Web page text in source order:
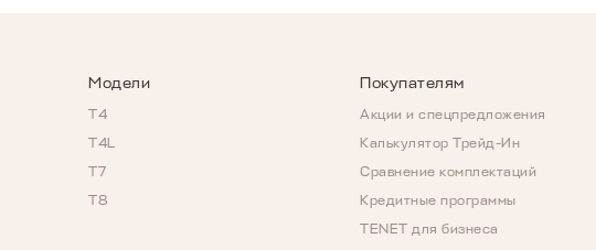
Модели
T4
T4L
T7
T8
Покупателям
Акции и спецпредложения
Калькулятор Трейд-Ин
Сравнение комплектаций
Кредитные программы
TENET для бизнеса